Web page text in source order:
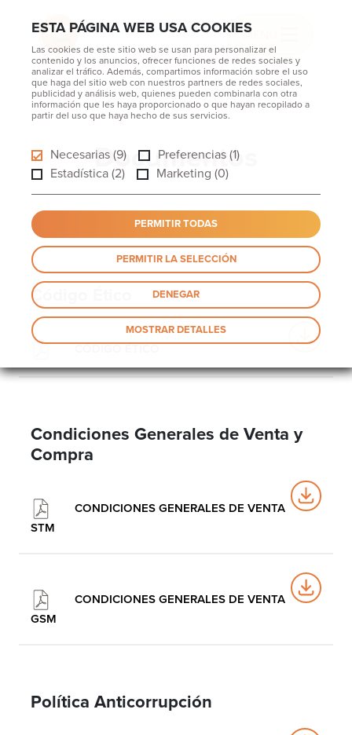
ESTA PÁGINA WEB USA COOKIES
Las cookies de este sitio web se usan para personalizar el
contenido y los anuncios, ofrecer funciones de redes sociales y
analizar el tráfico. Además, compartimos información sobre el uso
que haga del sitio web con nuestros partners de redes sociales,
publicidad y análisis web, quienes pueden combinarla con otra
información que les haya proporcionado o que hayan recopilado a
partir del uso que haya hecho de sus servicios.
Necesarias (9)
Preferencias (1)
Estadística (2)
Marketing (0)
PERMITIR TODAS
PERMITIR LA SELECCIÓN
DENEGAR
MOSTRAR DETALLES
MENU
Documentos
Código Ético
CÓDIGO ÉTICO
Condiciones Generales de Venta y
Compra
CONDICIONES GENERALES DE VENTA
STM
CONDICIONES GENERALES DE VENTA
GSM
Política Anticorrupción